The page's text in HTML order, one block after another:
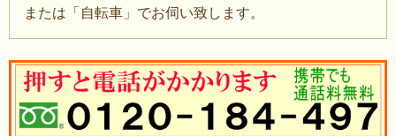
または「自転車」でお伺い致します。